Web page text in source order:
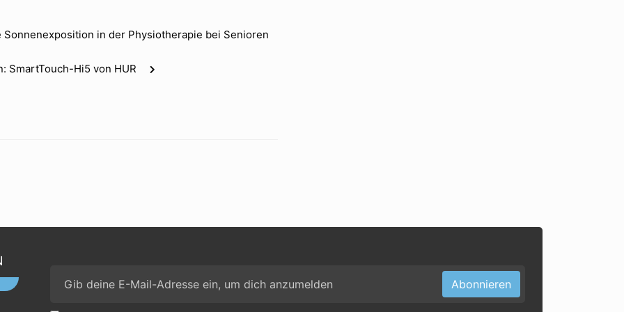
in der Physiotherapie bei Senioren
SmartTouch-Hi5 von HUR
Abonnieren